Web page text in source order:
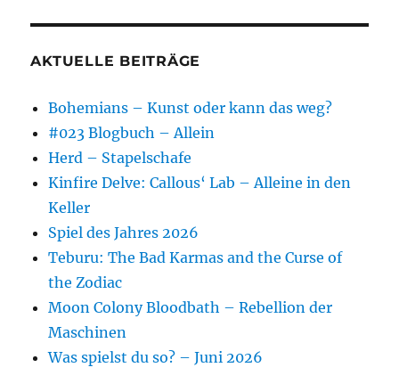
AKTUELLE BEITRÄGE
Bohemians – Kunst oder kann das weg?
#023 Blogbuch – Allein
Herd – Stapelschafe
Kinfire Delve: Callous‘ Lab – Alleine in den
Keller
Spiel des Jahres 2026
Teburu: The Bad Karmas and the Curse of
the Zodiac
Moon Colony Bloodbath – Rebellion der
Maschinen
Was spielst du so? – Juni 2026